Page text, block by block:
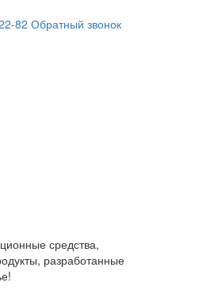
82 Обратный звонок
средства,
разработанные